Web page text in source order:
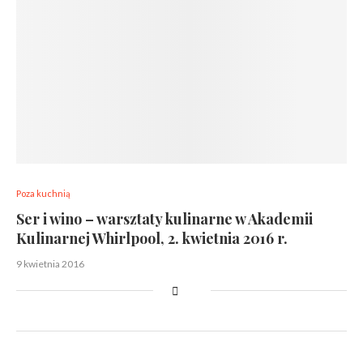
Poza kuchnią
Ser i wino – warsztaty kulinarne w Akademii
Kulinarnej Whirlpool, 2. kwietnia 2016 r.
9 kwietnia 2016